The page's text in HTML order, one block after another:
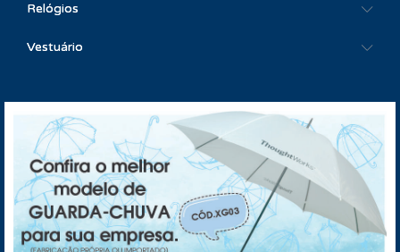
Relógios
Vestuário